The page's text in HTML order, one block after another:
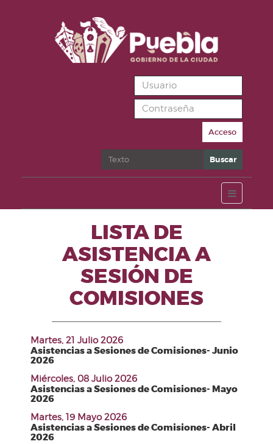
Acceso
Buscar Buscar
LISTA DE
ASISTENCIA A
SESIÓN DE
COMISIONES
Martes, 21 Julio 2026
Asistencias a Sesiones de Comisiones- Junio
2026
Miércoles, 08 Julio 2026
Asistencias a Sesiones de Comisiones- Mayo
2026
Martes, 19 Mayo 2026
Asistencias a Sesiones de Comisiones- Abril
2026